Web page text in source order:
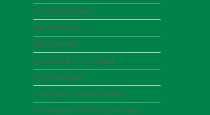
Thi công sân Bóng rổ
Xốp XPS dày 5cm
Xốp XPS Hà Nội
Keo xử lý vếtnứt tường gạch
Chống thấm bitum
Thi công sân Pickleball tại Hà Nội
Giá sơn epoxy - Giá thi công sơn epoxy